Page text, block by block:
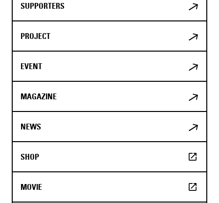
SUPPORTERS
PROJECT
EVENT
MAGAZINE
NEWS
SHOP
MOVIE